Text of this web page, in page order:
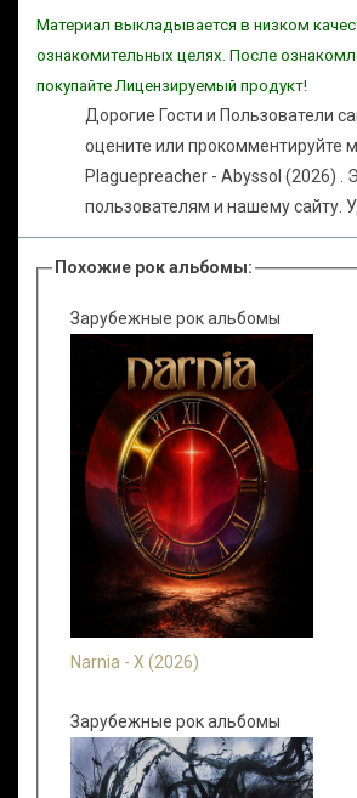
Материал выкладывается в низком
ознакомительных целях. После
покупайте Лицензируемый продукт!
Дорогие Гости и Пользователи
оцените или прокомментируйте
Plaguepreacher - Abyssol (2026)
пользователям и нашему сайту.
Похожие рок альбомы:
Зарубежные рок альбомы
Narnia - X (2026)
Зарубежные рок альбомы